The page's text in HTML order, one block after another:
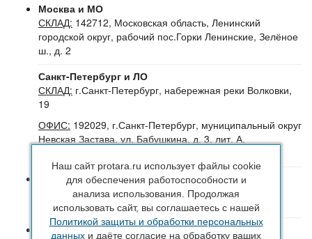
Москва и МО
СКЛАД: 142712, Московская область, Ленинский
городской округ, рабочий пос.Горки Ленинские, Зелёное
ш., д. 2
Санкт-Петербург и ЛО
СКЛАД: г.Санкт-Петербург, набережная реки Волковки,
19
ОФИС: 192029, г.Санкт-Петербург, муниципальный округ
Невская Застава, ул. Бабушкина, д. 3, лит. А,
8 (800) 222 44 29(Бесплатный звонок по РФ)
+7 (963) 314 20 33(Санкт-Петербург и ЛО)
+7 (963) 314 20 33(Москва и МО)
sales@protara.ru
Наш сайт protara.ru использует файлы cookie
для обеспечения работоспособности и
анализа использования. Продолжая
использовать сайт, вы соглашаетесь с нашей
Политикой защиты и обработки персональных
данных и даёте согласие на обработку ваших